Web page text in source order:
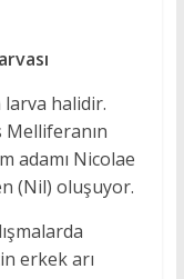
halidir.
Melliferanın
adamı Nicolae
(Nil) oluşuyor.
erkek arı